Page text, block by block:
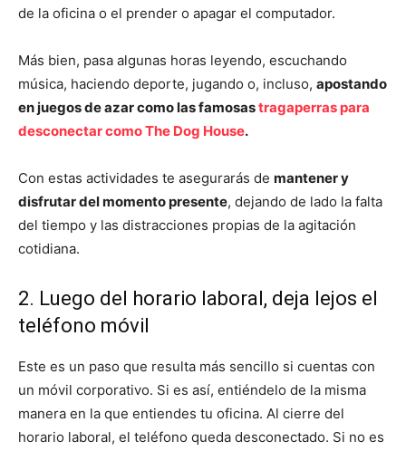
de la oficina o el prender o apagar el computador.
Más bien, pasa algunas horas leyendo, escuchando
música, haciendo deporte, jugando o, incluso, apostando
en juegos de azar como las famosastragaperras para
desconectar como The Dog House.
Con estas actividades te asegurarás de mantener y
disfrutar del momento presente, dejando de lado la falta
del tiempo y las distracciones propias de la agitación
cotidiana.
2. Luego del horario laboral, deja lejos el
teléfono móvil
Este es un paso que resulta más sencillo si cuentas con
un móvil corporativo. Si es así, entiéndelo de la misma
manera en la que entiendes tu oficina. Al cierre del
horario laboral, el teléfono queda desconectado. Si no es